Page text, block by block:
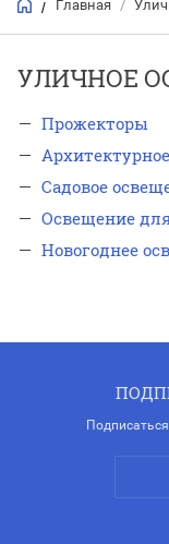
/ Главная /
УЛИЧНОЕ
Прожекторы
Садовое
Освещение
Новогоднее